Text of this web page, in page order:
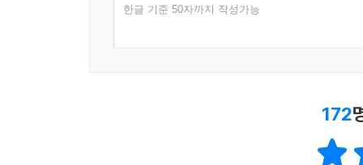
한글 기준 50자까지 작성가능
172